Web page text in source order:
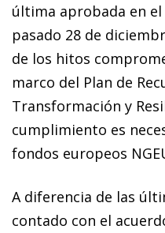
última aprobada en
pasado 28 de
de los hitos
marco del Plan de
Transformación y
cumplimiento es
fondos europeos
A diferencia de las
contado con el